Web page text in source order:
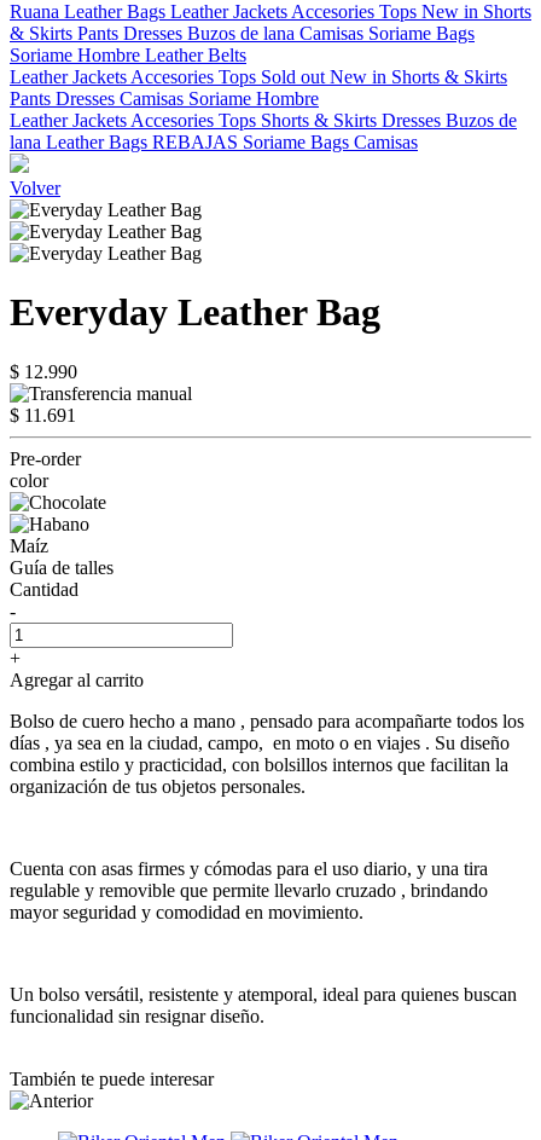
Ruana Leather Bags Leather Jackets Accesories Tops New in Shorts
& Skirts Pants Dresses Buzos de lana Camisas Soriame Bags
Soriame Hombre Leather Belts
Leather Jackets Accesories Tops Sold out New in Shorts & Skirts
Pants Dresses Camisas Soriame Hombre
Leather Jackets Accesories Tops Shorts & Skirts Dresses Buzos de
lana Leather Bags REBAJAS Soriame Bags Camisas
Volver
Everyday Leather Bag
$ 12.990
$ 11.691
Pre-order
color
Maíz
Guía de talles
Cantidad
-
+
Agregar al carrito
Bolso de cuero hecho a mano , pensado para acompañarte todos los
días , ya sea en la ciudad, campo, en moto o en viajes . Su diseño
combina estilo y practicidad, con bolsillos internos que facilitan la
organización de tus objetos personales.
Cuenta con asas firmes y cómodas para el uso diario, y una tira
regulable y removible que permite llevarlo cruzado , brindando
mayor seguridad y comodidad en movimiento.
Un bolso versátil, resistente y atemporal, ideal para quienes buscan
funcionalidad sin resignar diseño.
También te puede interesar